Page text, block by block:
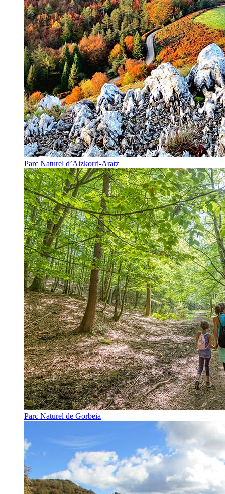
Parc Naturel d’Aizkorri-Aratz
Parc Naturel de Gorbeia